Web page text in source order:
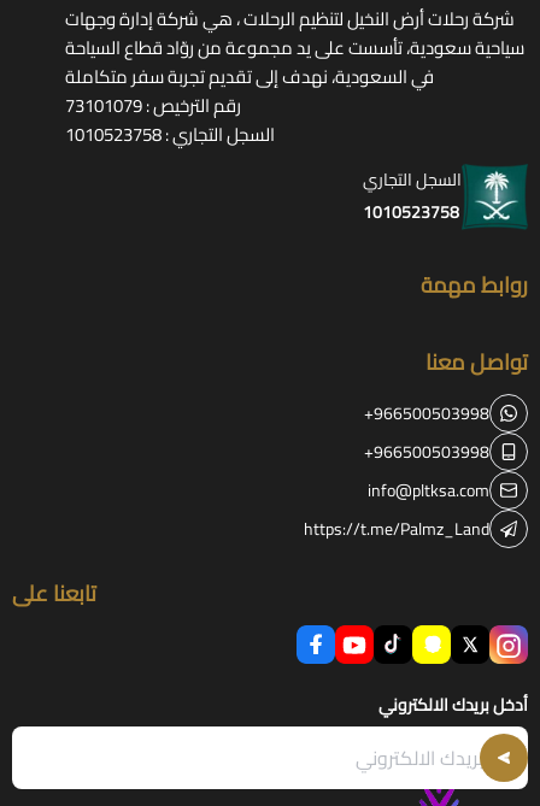
شركة رحلات أرض النخيل لتنظيم الرحلات ، هي شركة إدارة وجهات
سياحية سعودية، تأسست على يد مجموعة من روّاد قطاع السياحة
في السعودية، نهدف إلى تقديم تجربة سفر متكاملة
رقم الترخيص : 73101079
السجل التجاري : 1010523758
السجل التجاري
1010523758
روابط مهمة
تواصل معنا
+966500503998
+966500503998
info@pltksa.com
https://t.me/Palmz_Land
تابعنا على
أدخل بريدك الالكتروني